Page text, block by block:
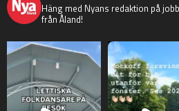
Häng med Nyans redaktion på
från Åland!